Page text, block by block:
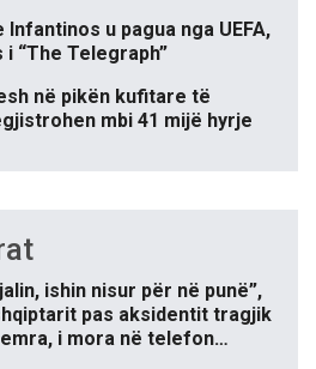
Infantinos u pagua nga UEFA,
“The Telegraph”
në pikën kufitare të
mbi 41 mijë hyrje
ishin nisur për në punë”,
pas aksidentit tragjik
i mora në telefon…